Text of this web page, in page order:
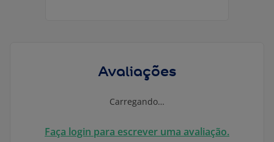
Avaliações
Carregando…
Faça login para escrever uma avaliação.